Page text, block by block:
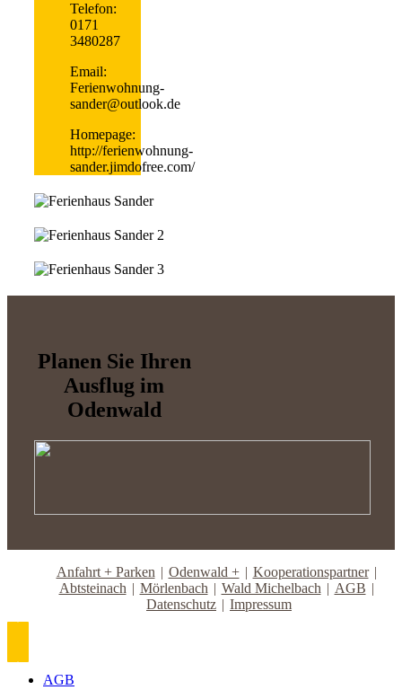
Telefon:
0171
3480287
Email:
Ferienwohnung-
sander@outlook.de
Homepage:
http://ferienwohnung-
sander.jimdofree.com/
Planen Sie Ihren
Ausflug im
Odenwald
Anfahrt + Parken Odenwald +
Kooperationspartner
Abtsteinach
Mörlenbach Wald Michelbach
AGB
Datenschutz
Impressum
AGB